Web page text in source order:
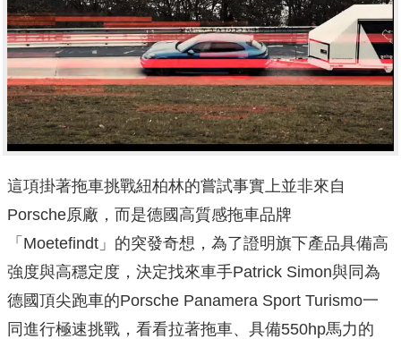
這項掛著拖車挑戰紐柏林的嘗試事實上並非來自
Porsche原廠，而是德國高質感拖車品牌
「Moetefindt」的突發奇想，為了證明旗下產品具備高
強度與高穩定度，決定找來車手Patrick Simon與同為
德國頂尖跑車的Porsche Panamera Sport Turismo一
同進行極速挑戰，看看拉著拖車、具備550hp馬力的